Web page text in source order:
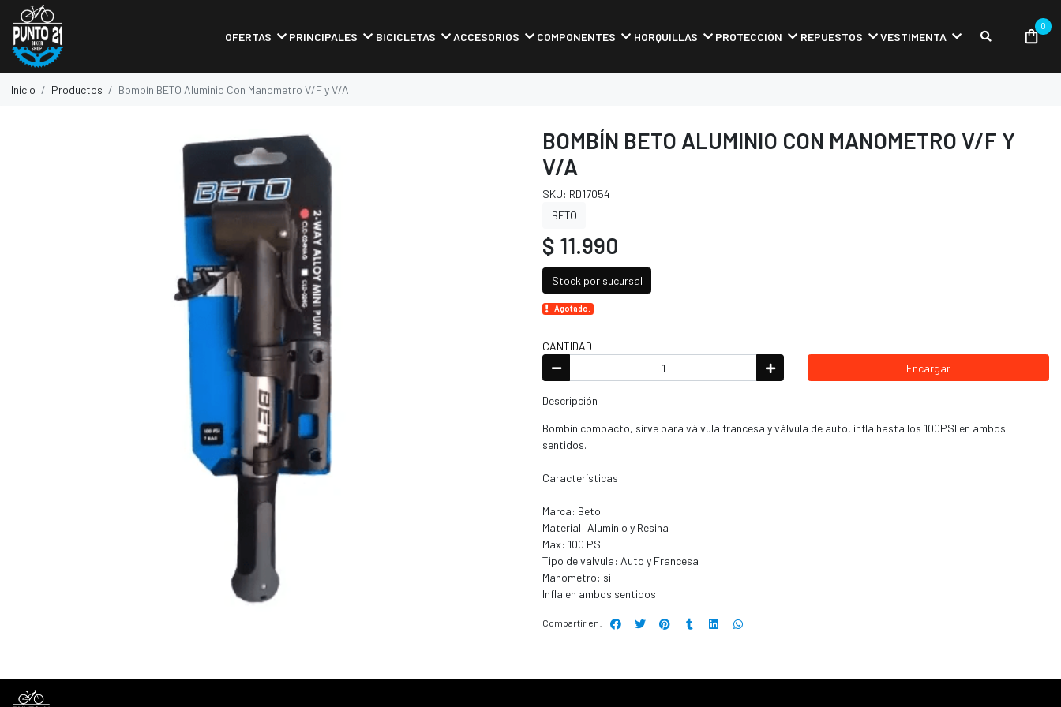
OFERTAS PRINCIPALES BICICLETAS ACCESORIOS COMPONENTES HORQUILLAS PROTECCIÓN REPUESTOS VESTIMENTA
0
Inicio Productos Bombín BETO Aluminio Con Manometro V/F y V/A
BOMBÍN BETO ALUMINIO CON MANOMETRO V/F Y
V/A
SKU: RD17054
BETO
$ 11.990
Stock por sucursal
Agotado.
CANTIDAD
Encargar
Descripción
Bombin compacto, sirve para válvula francesa y válvula de auto, infla hasta los 100PSI en ambos
sentidos.
Características
Marca: Beto
Material: Aluminio y Resina
Max: 100 PSI
Tipo de valvula: Auto y Francesa
Manometro: si
Infla en ambos sentidos
Compartir en: